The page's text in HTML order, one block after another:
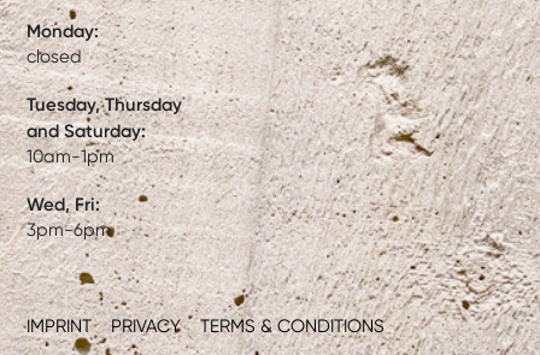
IMPRINT PRIVACY TERMS & CONDITIONS
Monday:
closed
Tuesday, Thursday
and Saturday:
10am-1pm
Wed, Fri:
3pm-6pm